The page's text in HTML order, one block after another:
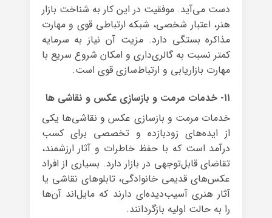
دست می‌آید. موفقیت در این کار به شناخت بازار
هنر، اعتبار شخصی، شبکه ارتباطی قوی و مهارت
مذاکره بستگی دارد. مزیت آن نیاز به سرمایه
کمتر نسبت به گالری‌داری و امکان شروع سریع با
مهارت بازاریابی و ارتباط‌سازی قوی است.
۱۱- خدمات مرمت و بازسازی عکس و نقاشی ها
خدمات مرمت و بازسازی عکس و نقاشی‌ها یکی
از ایده‌های زودبازده و تخصصی برای کسب
درآمد است که با حفظ خاطرات و آثار ارزشمند،
تقاضای قابل‌توجهی در بازار دارد. بسیاری از افراد
عکس‌های قدیمی خانوادگی، تابلوهای نقاشی یا
آثار هنری آسیب‌دیده‌ای دارند که مایل‌اند آن‌ها
را به حالت اولیه بازگردانند.